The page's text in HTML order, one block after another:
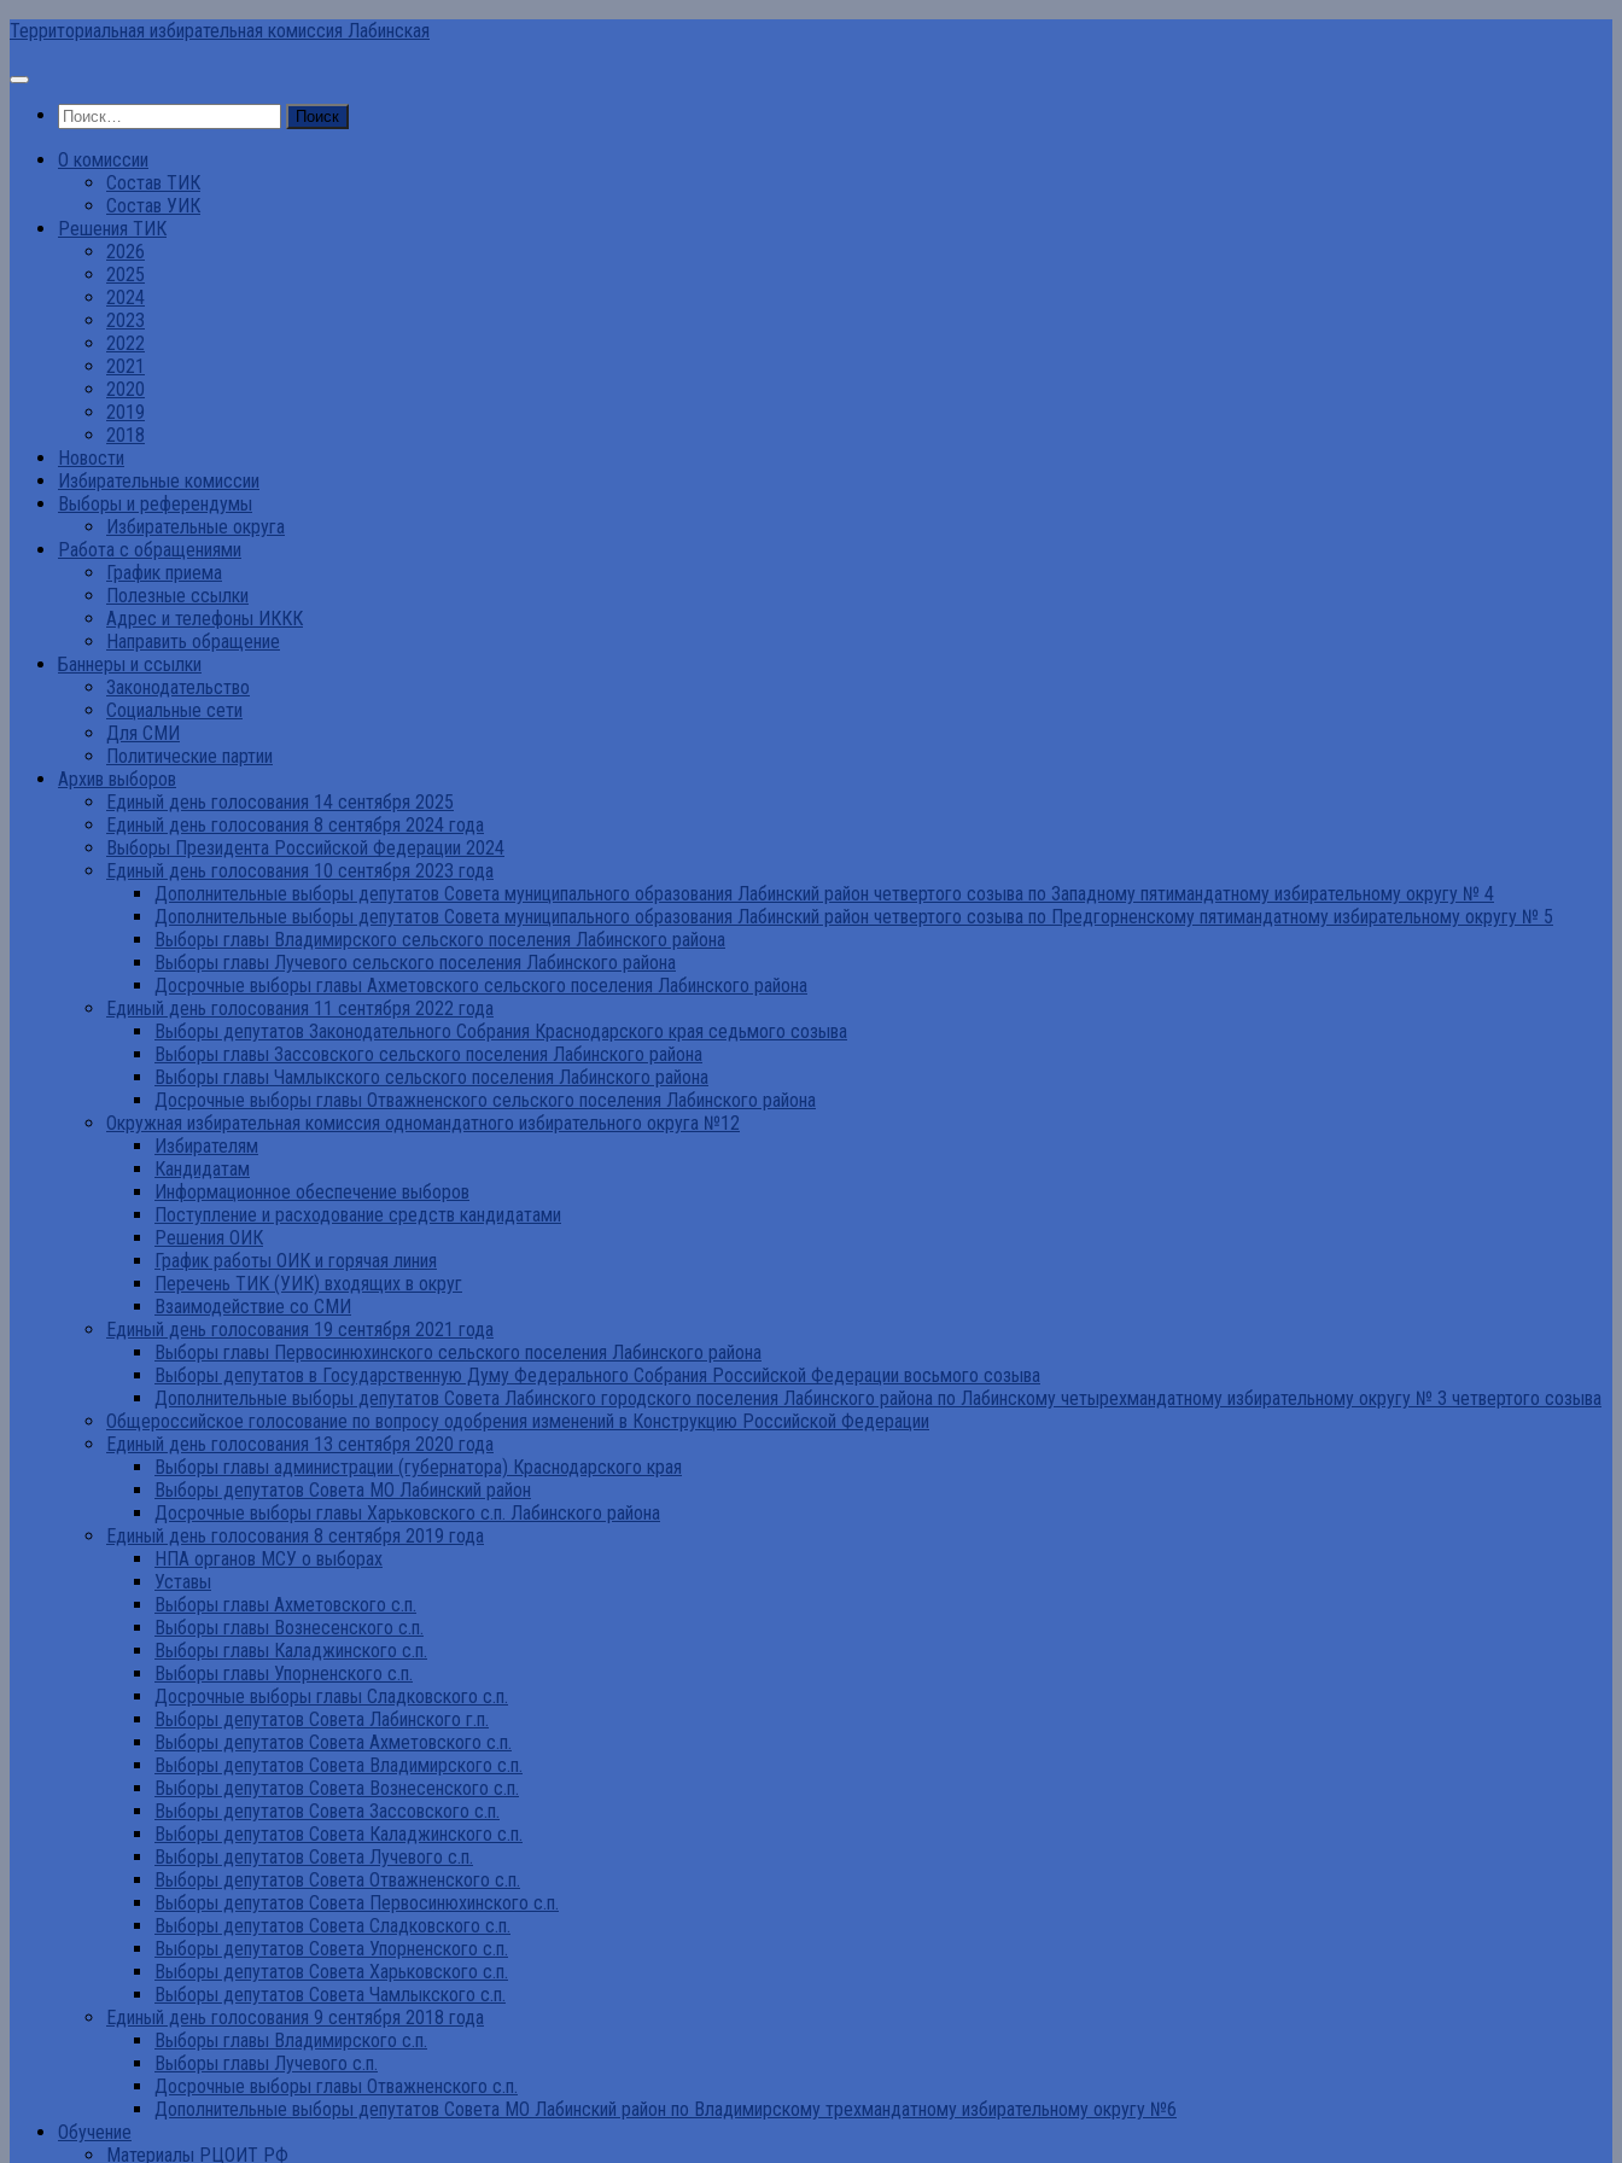
Перейти
содержимому
Территориальная избирательная комиссия Лабинская
Найти:
О комиссии
Состав ТИК
Состав УИК
Решения ТИК
2026
2025
2024
2023
2022
2021
2020
2019
2018
Новости
Избирательные комиссии
Выборы и референдумы
Избирательные округа
Работа с обращениями
График приема
Полезные ссылки
Адрес и телефоны ИККК
Направить обращение
Баннеры и ссылки
Законодательство
Социальные сети
Для СМИ
Политические партии
Архив выборов
Единый день голосования 14 сентября 2025
Единый день голосования 8 сентября 2024 года
Выборы Президента Российской Федерации 2024
Единый день голосования 10 сентября 2023 года
Дополнительные выборы депутатов Совета муниципального образования Лабинский район четвертого созыва по Западному пятимандатному избирательному округу № 4
Дополнительные выборы депутатов Совета муниципального образования Лабинский район четвертого созыва по Предгорненскому пятимандатному избирательному округу № 5
Выборы главы Владимирского сельского поселения Лабинского района
Выборы главы Лучевого сельского поселения Лабинского района
Досрочные выборы главы Ахметовского сельского поселения Лабинского района
Единый день голосования 11 сентября 2022 года
Выборы депутатов Законодательного Собрания Краснодарского края седьмого созыва
Выборы главы Зассовского сельского поселения Лабинского района
Выборы главы Чамлыкского сельского поселения Лабинского района
Досрочные выборы главы Отважненского сельского поселения Лабинского района
Окружная избирательная комиссия одномандатного избирательного округа №12
Избирателям
Кандидатам
Информационное обеспечение выборов
Поступление и расходование средств кандидатами
Решения ОИК
График работы ОИК и горячая линия
Перечень ТИК (УИК) входящих в округ
Взаимодействие со СМИ
Единый день голосования 19 сентября 2021 года
Выборы главы Первосинюхинского сельского поселения Лабинского района
Выборы депутатов в Государственную Думу Федерального Собрания Российской Федерации восьмого созыва
Дополнительные выборы депутатов Совета Лабинского городского поселения Лабинского района по Лабинскому четырехмандатному избирательному округу № 3 четвертого созыва
Общероссийское голосование по вопросу одобрения изменений в Конструкцию Российской Федерации
Единый день голосования 13 сентября 2020 года
Выборы главы администрации (губернатора) Краснодарского края
Выборы депутатов Совета МО Лабинский район
Досрочные выборы главы Харьковского с.п. Лабинского района
Единый день голосования 8 сентября 2019 года
НПА органов МСУ о выборах
Уставы
Выборы главы Ахметовского с.п.
Выборы главы Вознесенского с.п.
Выборы главы Каладжинского с.п.
Выборы главы Упорненского с.п.
Досрочные выборы главы Сладковского с.п.
Выборы депутатов Совета Лабинского г.п.
Выборы депутатов Совета Ахметовского с.п.
Выборы депутатов Совета Владимирского с.п.
Выборы депутатов Совета Вознесенского с.п.
Выборы депутатов Совета Зассовского с.п.
Выборы депутатов Совета Каладжинского с.п.
Выборы депутатов Совета Лучевого с.п.
Выборы депутатов Совета Отважненского с.п.
Выборы депутатов Совета Первосинюхинского с.п.
Выборы депутатов Совета Сладковского с.п.
Выборы депутатов Совета Упорненского с.п.
Выборы депутатов Совета Харьковского с.п.
Выборы депутатов Совета Чамлыкского с.п.
Единый день голосования 9 сентября 2018 года
Выборы главы Владимирского с.п.
Выборы главы Лучевого с.п.
Досрочные выборы главы Отважненского с.п.
Дополнительные выборы депутатов Совета МО Лабинский район по Владимирскому трехмандатному избирательному округу №6
Обучение
Материалы РЦОИТ РФ